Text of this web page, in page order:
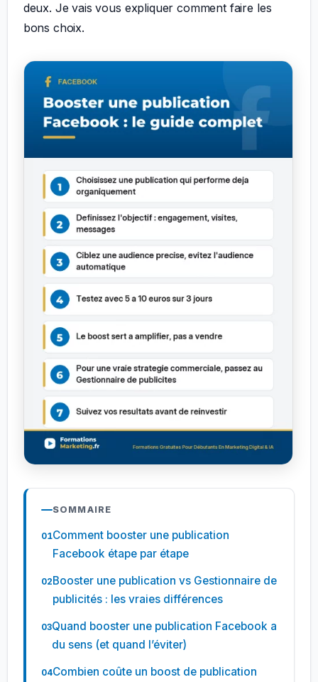
deux. Je vais vous expliquer comment faire les
bons choix.
SOMMAIRE
Comment booster une publication
Facebook étape par étape
Booster une publication vs Gestionnaire de
publicités : les vraies différences
Quand booster une publication Facebook a
du sens (et quand l’éviter)
Combien coûte un boost de publication